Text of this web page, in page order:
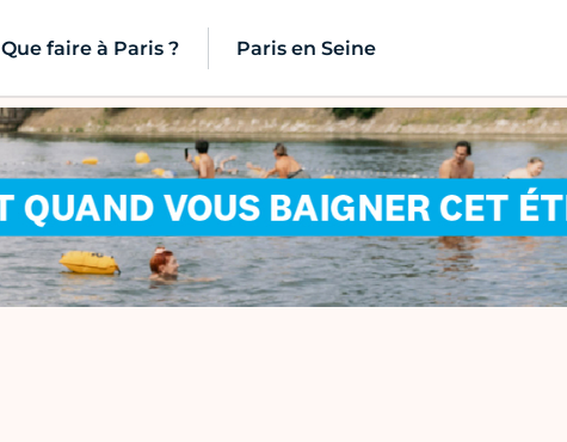
Que faire à Paris ? Paris en Seine